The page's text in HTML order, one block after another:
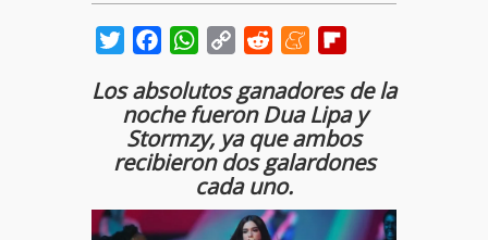
TwitterFacebookWhatsApp
Copy
Reddit Meneame
Los absolutos ganadores de la
noche fueronDua Lipay
Stormzy, ya que ambos
recibieron dos galardones
cada uno.